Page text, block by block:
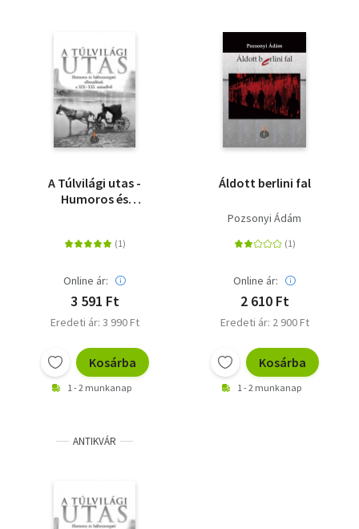
A Túlvilági utas -
Humoros és
századból
Online ár:
3 591 Ft
Eredeti ár: 3 990 Ft
Kosárba
1 - 2 munkanap
Áldott berlini fal
Pozsonyi Ádám
Online ár:
2 610 Ft
Eredeti ár: 2 900 Ft
Kosárba
1 - 2 munkanap
ANTIKVÁR